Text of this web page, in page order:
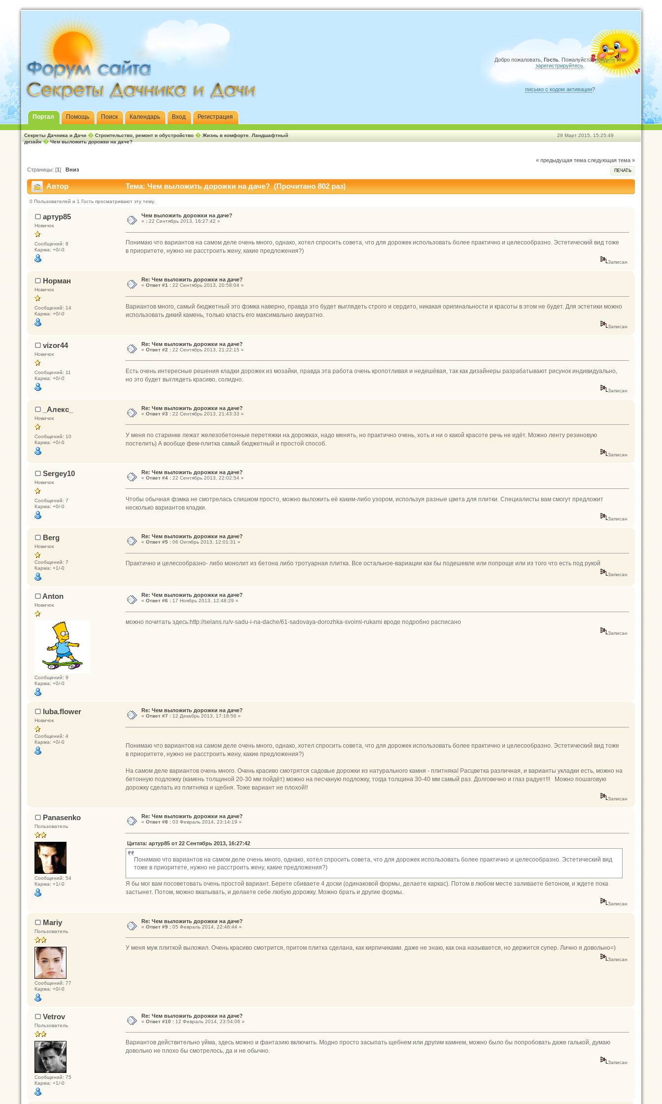
Добро пожаловать, Гость . Пожалуйста,войдитеили
зарегистрируйтесь
письмо с кодом активации?
Портал Помощь Поиск Календарь Вход Регистрация
29 Март 2015, 15:25:49
Секреты Дачника и Дачи � Строительство, ремонт и обустройство � Жизнь в комфорте. Ландшафтный
дизайн�Чем выложить дорожки на даче?
« предыдущая тема следующая тема »
ПЕЧАТЬ
Страницы: [1] Вниз
Автор Тема: Чем выложить дорожки на даче? (Прочитано 802 раз)
0 Пользователей и 1 Гость просматривают эту тему.
артур85
Новичок
Сообщений: 8
Карма: +0/-0
Чем выложить дорожки на даче?
« :22 Сентябрь 2013, 16:27:42 »
Понимаю что вариантов на самом деле очень много, однако, хотел спросить совета, что для дорожек использовать более практично и целесообразно. Эстетический вид тоже
в приоритете, нужно не расстроить жену, какие предложения?)
Записан
Норман
Новичок
Сообщений: 14
Карма: +0/-0
Re: Чем выложить дорожки на даче?
« Ответ #1 :22 Сентябрь 2013, 20:58:04 »
Вариантов много, самый бюджетный это фэмка наверно, правда это будет выглядеть строго и сердито, никакая оригинальности и красоты в этом не будет. Для эстетики можно
использовать дикий камень, только класть его максимально аккуратно.
Записан
vizor44
Новичок
Сообщений: 11
Карма: +0/-0
Re: Чем выложить дорожки на даче?
« Ответ #2 :22 Сентябрь 2013, 21:22:15 »
Есть очень интересные решения кладки дорожек из мозайки, правда эта работа очень кропотливая и недешёвая, так как дизайнеры разрабатывают рисунок индивидуально,
но это будет выглядеть красиво, солидно.
Записан
_Алекс_
Новичок
Сообщений: 10
Карма: +0/-0
Re: Чем выложить дорожки на даче?
« Ответ #3 :22 Сентябрь 2013, 21:43:33 »
У меня по старинке лежат железобетонные перетяжки на дорожках, надо менять, но практично очень, хоть и ни о какой красоте речь не идёт. Можно ленту резиновую
постелить) А вообще фем-плитка самый бюджетный и простой способ.
Записан
Sergey10
Новичок
Сообщений: 7
Карма: +0/-0
Re: Чем выложить дорожки на даче?
« Ответ #4 :22 Сентябрь 2013, 22:02:54 »
Чтобы обычная фэмка не смотрелась слишком просто, можно выложить её каким-либо узором, используя разные цвета для плитки. Специалисты вам смогут предложит
несколько вариантов кладки.
Записан
Berg
Новичок
Сообщений: 7
Карма: +1/-0
Re: Чем выложить дорожки на даче?
« Ответ #5 :06 Октябрь 2013, 12:01:31 »
Практично и целесообразно- либо монолит из бетона либо тротуарная плитка. Все остальное-вариации как бы подешевле или попроще или из того что есть под рукой
Записан
Anton
Новичок
Сообщений: 9
Карма: +0/-0
Re: Чем выложить дорожки на даче?
« Ответ #6 :17 Ноябрь 2013, 12:48:29 »
можно почитать здесь:http://selans.ru/v-sadu-i-na-dache/61-sadovaya-dorozhka-svoimi-rukami вроде подробно расписано
Записан
luba.flower
Новичок
Сообщений: 4
Карма: +0/-0
Re: Чем выложить дорожки на даче?
« Ответ #7 :12 Декабрь 2013, 17:18:56 »
Понимаю что вариантов на самом деле очень много, однако, хотел спросить совета, что для дорожек использовать более практично и целесообразно. Эстетический вид тоже
в приоритете, нужно не расстроить жену, какие предложения?)
На самом деле вариантов очень много. Очень красиво смотрятся садовые дорожки из натурального камня - плитняка! Расцветка различная, и варианты укладки есть, можно на
бетонную подложку (камень толщиной 20-30 мм пойдёт) можно на песчаную подложку, тогда толщина 30-40 мм самый раз. Долговечно и глаз радует!!! Можно пошаговую
дорожку сделать из плитняка и щебня. Тоже вариант не плохой!!
Записан
Panasenko
Пользователь
Сообщений: 54
Карма: +1/-0
Re: Чем выложить дорожки на даче?
« Ответ #8 :03 Февраль 2014, 23:14:19 »
Цитата: артур85 от 22 Сентябрь 2013, 16:27:42
Понимаю что вариантов на самом деле очень много, однако, хотел спросить совета, что для дорожек использовать более практично и целесообразно. Эстетический вид
тоже в приоритете, нужно не расстроить жену, какие предложения?)
Я бы мог вам посоветовать очень простой вариант. Берете сбиваете 4 доски (одинаковой формы, делаете каркас). Потом в любом месте заливаете бетоном, и ждете пока
застынет. Потом, можно вкапывать, и делаете себе любую дорожку. Можно брать и другие формы.
Записан
Mariy
Пользователь
Сообщений: 77
Карма: +0/-0
Re: Чем выложить дорожки на даче?
« Ответ #9 :05 Февраль 2014, 22:46:44 »
У меня муж плиткой выложил. Очень красиво смотрится, притом плитка сделана, как кирпичиками. даже не знаю, как она называется, но держится супер. Лично я довольно=)
Записан
Vetrov
Пользователь
Сообщений: 75
Карма: +1/-0
Re: Чем выложить дорожки на даче?
« Ответ #10 :12 Февраль 2014, 23:54:06 »
Вариантов действительно уйма, здесь можно и фантазию включить. Модно просто засыпать щебнем или другим камнем, можно было бы попробовать даже галькой, думаю
довольно не плохо бы смотрелось, да и не обычно.
Записан